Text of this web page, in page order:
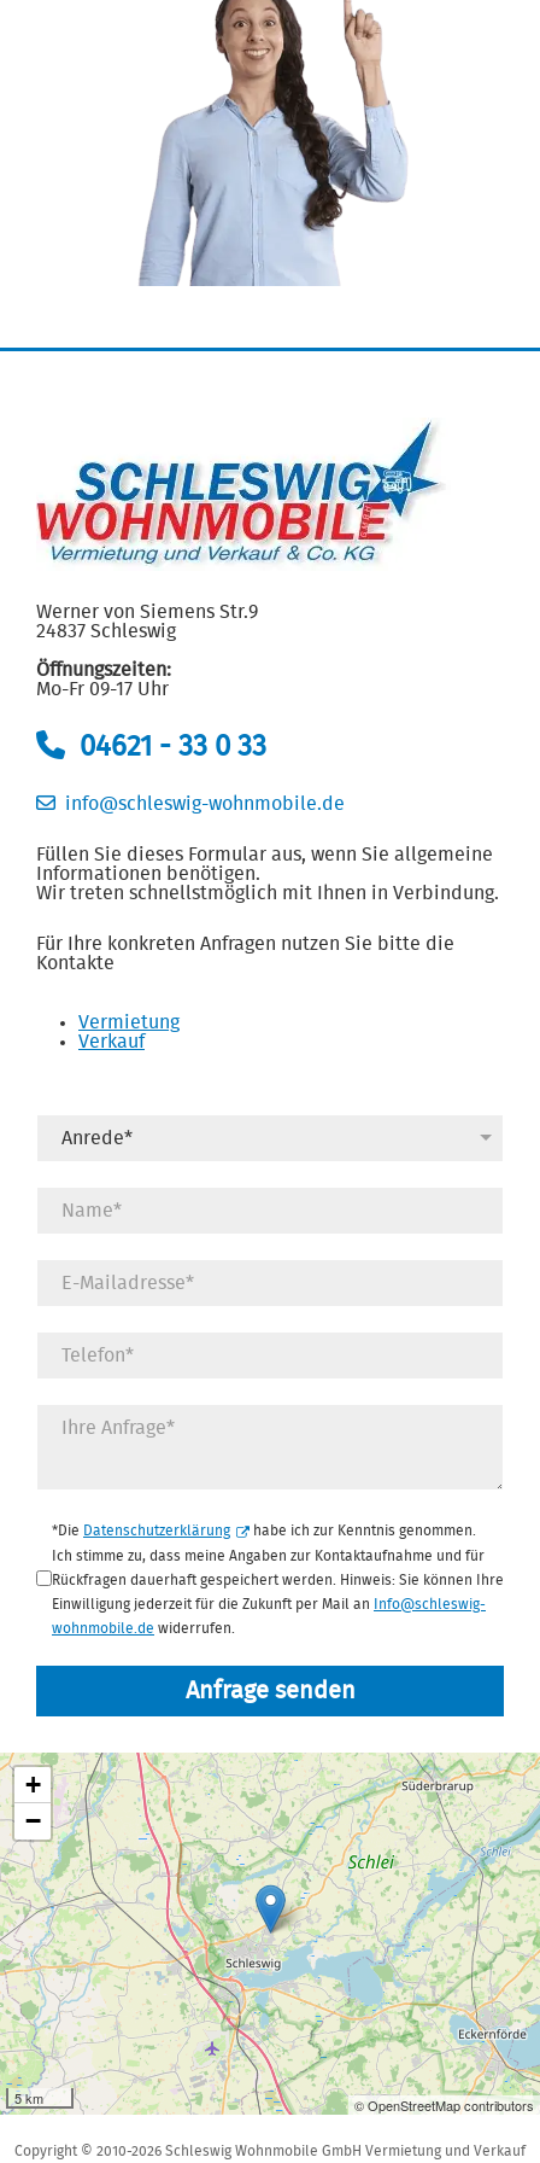
Werner von Siemens Str.9
24837 Schleswig
Öffnungszeiten:
Mo-Fr 09-17 Uhr
04621 - 33 0 33
info@schleswig-wohnmobile.de
Füllen Sie dieses Formular aus, wenn Sie allgemeine
Informationen benötigen.
Wir treten schnellstmöglich mit Ihnen in Verbindung.
Für Ihre konkreten Anfragen nutzen Sie bitte die
Kontakte
Vermietung
Verkauf
Datenschutz*
*Die Datenschutzerklärung
habe ich zur Kenntnis genommen.
Ich stimme zu, dass meine Angaben zur Kontaktaufnahme und für
Rückfragen dauerhaft gespeichert werden. Hinweis: Sie können Ihre
Einwilligung jederzeit für die Zukunft per Mail an
Info@schleswig-
wohnmobile.de widerrufen.
Anfrage senden
+
−
5 km © OpenStreetMap contributors
Copyright © 2010-2026 Schleswig Wohnmobile GmbH Vermietung und Verkauf